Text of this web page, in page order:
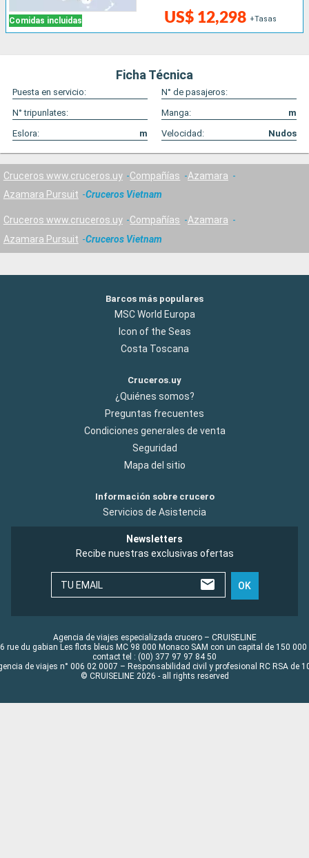
Comidas incluidas US$ 12,298 +Tasas
Ficha Técnica
Puesta en servicio:
N° de pasajeros:
N° tripunlates:
Manga:
m
Eslora:
m Velocidad: Nudos
Cruceros www.cruceros.uy Compañías
Azamara
Azamara Pursuit
Cruceros Vietnam
Cruceros www.cruceros.uy Compañías
Azamara
Azamara Pursuit
Cruceros Vietnam
Barcos más populares
MSC World Europa
Icon of the Seas
Costa Toscana
Cruceros.uy
¿Quiénes somos?
Preguntas frecuentes
Condiciones generales de venta
Seguridad
Mapa del sitio
Información sobre crucero
Servicios de Asistencia
Newsletters
Recibe nuestras exclusivas ofertas
TU EMAIL OK
Agencia de viajes especializada crucero – CRUISELINE
rue du gabian Les flots bleus MC 98 000 Monaco SAM con un capital de 150 000
contact tel : (00) 377 97 97 84 50
de viajes n° 006 02 0007 – Responsabilidad civil y profesional RC RSA de
© CRUISELINE 2026 - all rights reserved